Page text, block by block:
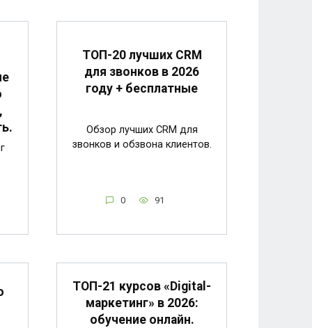
ТОП-20 лучших CRM
для звонков в 2026
году + бесплатные
Обзор лучших CRM для
звонков и обзвона клиентов.
0 91
ТОП-21 курсов «Digital-
маркетинг» в 2026:
обучение онлайн.